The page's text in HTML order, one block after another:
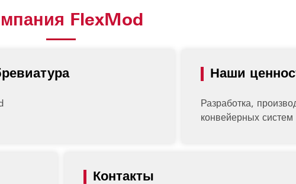
FlexMod
Наши
Разработка,
конвейерных систем
Контакты